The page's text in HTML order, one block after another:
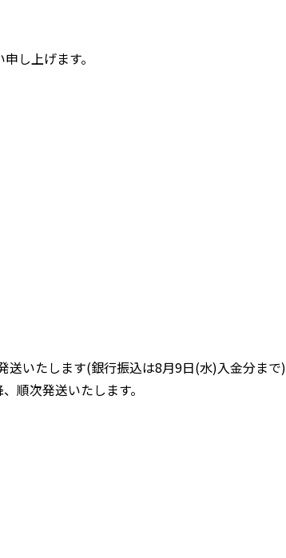
し上げます。
いたします(銀行振込は8月9日(水)入金分まで)
順次発送いたします。